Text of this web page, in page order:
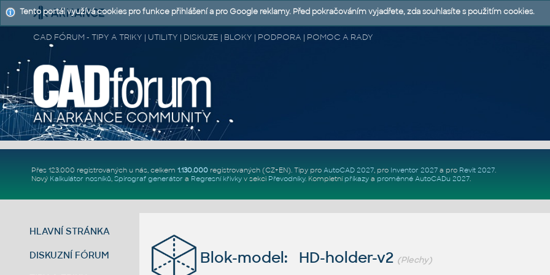
CAD FÓRUM - TIPY A TRIKY | UTILITY | DISKUZE | BLOKY | PODPORA | POMOC A RADY
Přes 123.000 registrovaných u nás, celkem 1.130.000registrovaných (CZ+EN). Tipy pro AutoCAD 2027, pro Inventor 2027a pro Revit 2027.
Nový Kalkulátor nosníků, Spirograf generátor a Regresní křivkyv sekci Převodníky. Kompletní příkazya proměnné AutoCADu 2027.
HLAVNÍ STRÁNKA
DISKUZNÍ FÓRUM Blok-model: HD-holder-v2 (Plechy)
Tento portál využívá cookies pro funkce přihlášení a pro Google reklamy. Před pokračováním vyjadřete, zda souhlasíte s použitím cookies.